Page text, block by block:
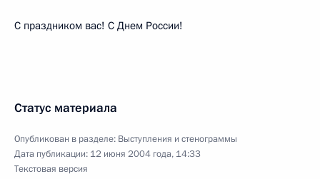
С праздником вас! С Днем России!
Статус материала
Опубликован в разделе: Выступления и стенограммы
Дата публикации: 12 июня 2004 года, 14:33
Текстовая версия